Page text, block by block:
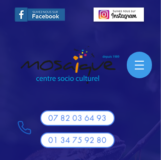
07 82 03 64 93
01 34 75 92 80